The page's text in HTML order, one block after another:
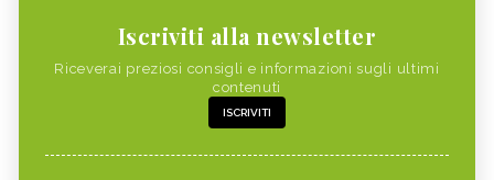
Iscriviti alla newsletter
Riceverai preziosi consigli e informazioni sugli ultimi
contenuti
ISCRIVITI